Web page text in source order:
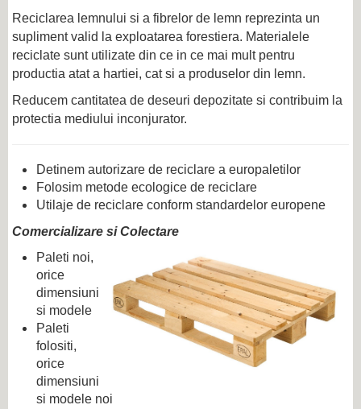
Reciclarea lemnului si a fibrelor de lemn reprezinta un
supliment valid la exploatarea forestiera. Materialele
reciclate sunt utilizate din ce in ce mai mult pentru
productia atat a hartiei, cat si a produselor din lemn.
Reducem cantitatea de deseuri depozitate si contribuim la
protectia mediului inconjurator.
Detinem autorizare de reciclare a europaletilor
Folosim metode ecologice de reciclare
Utilaje de reciclare conform standardelor europene
Comercializare si Colectare
Paleti noi,
orice
dimensiuni
si modele
Paleti
folositi,
orice
dimensiuni
si modele noi